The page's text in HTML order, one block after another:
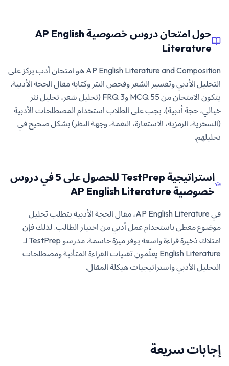
حول امتحان دروس خصوصية AP English
Literature
AP English Literature and Composition هو امتحان أدب يركز على
التحليل الأدبي وتفسير الشعر وفحص النثر وكتابة مقال الحجة الأدبية.
يتكون الامتحان من 55 MCQ و3 FRQ (تحليل شعر، تحليل نثر
خيالي، حجة أدبية). يجب على الطلاب استخدام المصطلحات الأدبية
(السخرية، الرمزية، الاستعارة، النغمة، وجهة النظر) بشكل صحيح في
تحليلهم.
استراتيجية TestPrep للحصول على 5 في دروس
خصوصية AP English Literature
في AP English Literature، مقال الحجة الأدبية يتطلب تحليل
موضوع معطى باستخدام عمل أدبي من اختيار الطالب. لذلك فإن
امتلاك ذخيرة قراءة واسعة يوفر ميزة حاسمة. مدرسو TestPrep لـ
English Literature يعلّمون تقنيات القراءة المتأنية ومصطلحات
التحليل الأدبي واستراتيجيات هيكلة المقال.
إجابات سريعة